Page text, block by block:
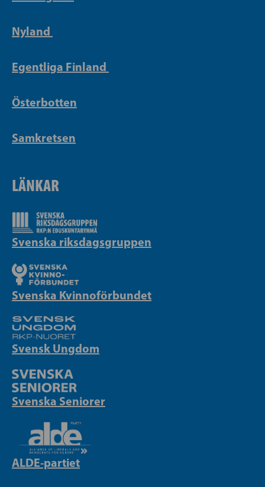
Nyland
Egentliga Finland
Österbotten
Samkretsen
LÄNKAR
Svenska riksdagsgruppen
Svenska Kvinnoförbundet
Svensk Ungdom
Svenska Seniorer
ALDE-partiet